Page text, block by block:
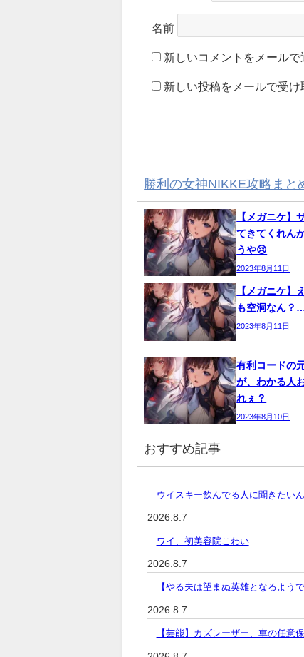
名前
新しいコメントをメールで
新しい投稿をメールで受け
勝利の女神NIKKE攻略まと
【メガニケ】
てきてくれん
うや😢
2023年8月11日
【メガニケ】
も空洞なん？
2023年8月11日
有利コードの
が、わかる人
れぇ？
2023年8月10日
おすすめ記事
ウイスキー飲んでる人に聞きたい
2026.8.7
ワイ、初美容院こわい
2026.8.7
【やる夫は望まぬ英雄となるよう
2026.8.7
【芸能】カズレーザー、車の任意